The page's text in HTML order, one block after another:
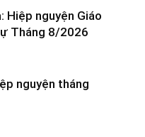
Hiệp nguyện Giáo
Tháng 8/2026
nguyện tháng